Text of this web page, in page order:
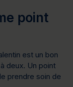
point
deux. Un point
prendre soin de